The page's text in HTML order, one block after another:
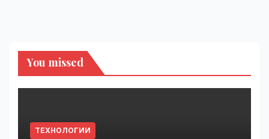
You missed
ТЕХНОЛОГИИ